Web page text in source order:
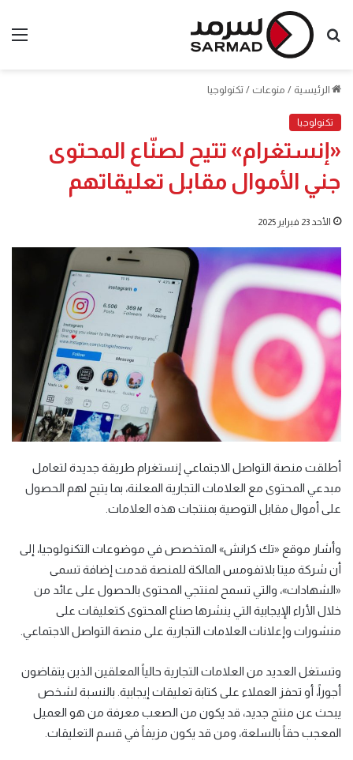
بحث
الرئيسية / منوعات / تكنولوجيا
تكنولوجيا
«إنستغرام» تتيح لصنّاع المحتوى
جني الأموال مقابل تعليقاتهم
الأحد 23 فبراير 2025
أطلقت منصة التواصل الاجتماعي إنستغرام طريقة جديدة لتعامل
مبدعي المحتوى مع العلامات التجارية المعلنة، بما يتيح لهم الحصول
على أموال مقابل التوصية بمنتجات هذه العلامات.
وأشار موقع «تك كرانش» المتخصص في موضوعات التكنولوجيا، إلى
أن شركة ميتا بلاتفومس المالكة للمنصة قدمت إضافة تسمى
«الشهادات»، والتي تسمح لمنتجي المحتوى بالحصول على عائد من
خلال الأراء الإيجابية التي ينشرها صناع المحتوى كتعليقات على
منشورات وإعلانات العلامات التجارية على منصة التواصل الاجتماعي.
وتستغل العديد من العلامات التجارية حالياً المعلقين الذين يتقاضون
أجوراً، أو تحفز العملاء على كتابة تعليقات إيجابية. بالنسبة لشخص
يبحث عن منتج جديد، قد يكون من الصعب معرفة من هو العميل
المعجب حقاً بالسلعة، ومن قد يكون مزيفاً في قسم التعليقات.